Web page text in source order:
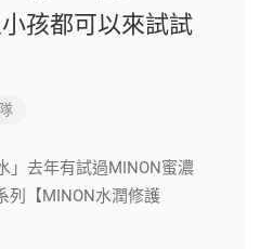
孩都可以來試試
」去年有試過MINON蜜濃
列【MINON水潤修護